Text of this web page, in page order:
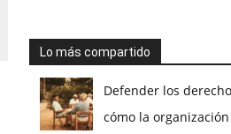
Lo más compartido
Defender los
cómo la